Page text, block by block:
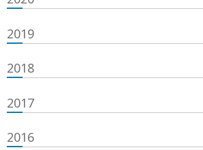
2019
2018
2017
2016